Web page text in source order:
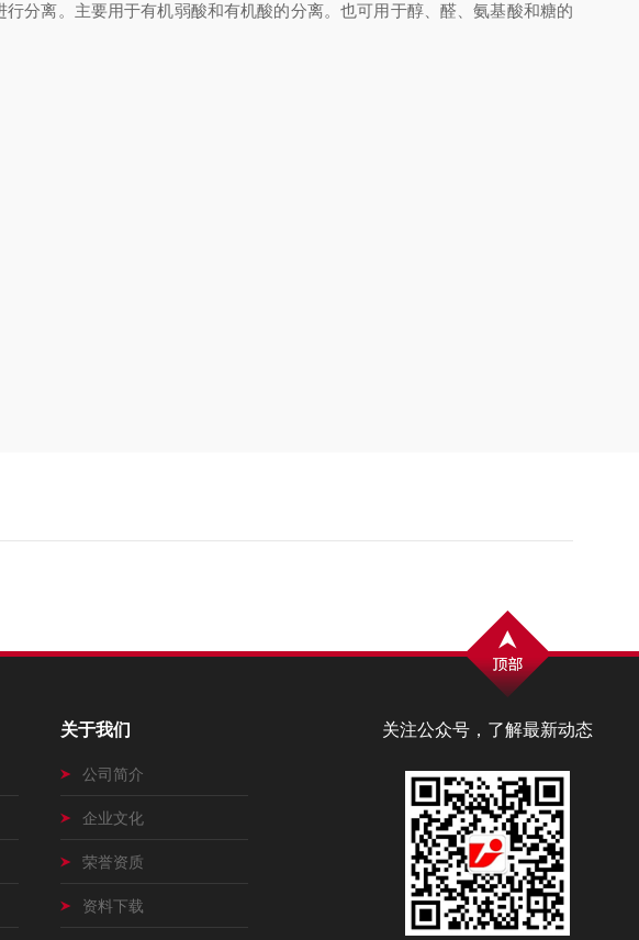
离。主要用于有机弱酸和有机酸的分离。也可用于醇、醛、氨基酸和糖的
关注公众号，了解最新动态
关于我们
公司简介
企业文化
荣誉资质
资料下载